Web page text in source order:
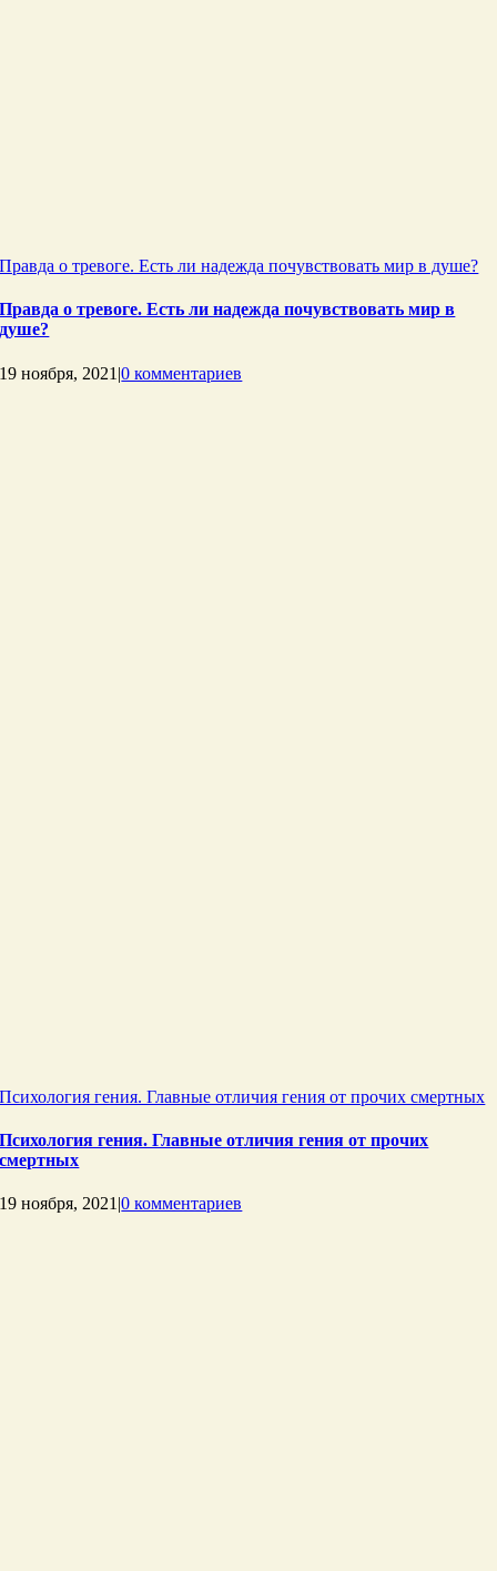
Правда о тревоге. Есть ли надежда почувствовать мир в душе?
Правда о тревоге. Есть ли надежда почувствовать мир в
душе?
19 ноября, 2021 |0 комментариев
Психология гения. Главные отличия гения от прочих смертных
Психология гения. Главные отличия гения от прочих
смертных
19 ноября, 2021 |0 комментариев